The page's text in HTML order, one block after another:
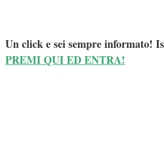
Un click e sei sempre informato!
PREMI QUI ED ENTRA!